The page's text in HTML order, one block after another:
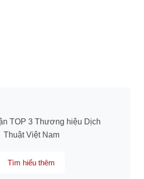
TOP 3 Thương hiệu Dịch
Thuật Việt Nam
Tìm hiểu thêm